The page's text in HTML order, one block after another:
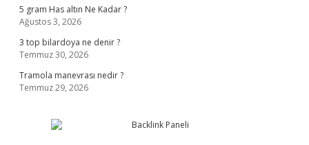
5 gram Has altın Ne Kadar ?
Ağustos 3, 2026
3 top bilardoya ne denir ?
Temmuz 30, 2026
Tramola manevrası nedir ?
Temmuz 29, 2026